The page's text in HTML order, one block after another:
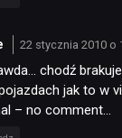
22 stycznia 2010 o
chodź
jak to w
– no comment…